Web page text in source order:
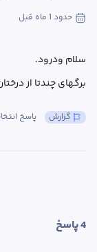
حدود 1 ماه قبل
برگهای چندتا از
پاسخ گزارش
4 پاسخ